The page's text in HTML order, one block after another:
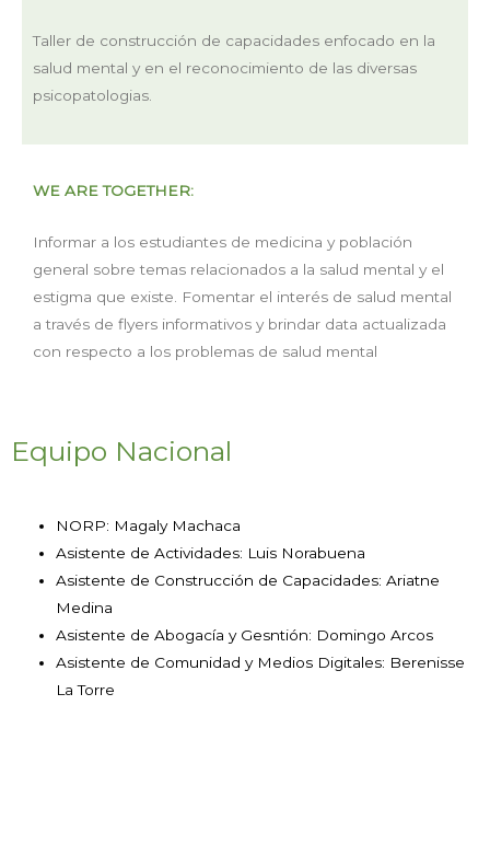
Taller de construcción de capacidades enfocado en la
salud mental y en el reconocimiento de las diversas
psicopatologias.
WE ARE TOGETHER:
Informar a los estudiantes de medicina y población
general sobre temas relacionados a la salud mental y el
estigma que existe. Fomentar el interés de salud mental
a través de flyers informativos y brindar data actualizada
con respecto a los problemas de salud mental
Equipo Nacional
NORP: Magaly Machaca
Asistente de Actividades: Luis Norabuena
Asistente de Construcción de Capacidades: Ariatne
Medina
Asistente de Abogacía y Gesntión: Domingo Arcos
Asistente de Comunidad y Medios Digitales: Berenisse
La Torre